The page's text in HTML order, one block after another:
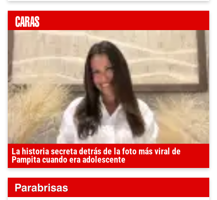
La historia secreta detrás de la foto más viral de
Pampita cuando era adolescente